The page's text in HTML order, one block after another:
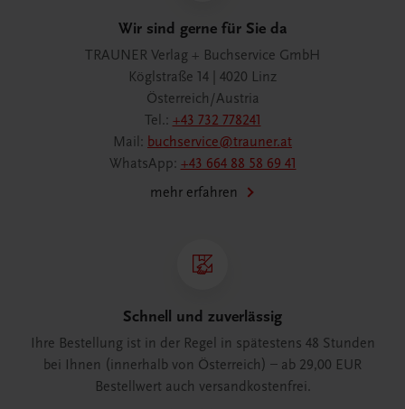
Wir sind gerne für Sie da
TRAUNER Verlag + Buchservice GmbH
Köglstraße 14 | 4020 Linz
Österreich/Austria
Tel.: +43 732 778241
Mail: buchservice@trauner.at
WhatsApp: +43 664 88 58 69 41
mehr erfahren
Schnell und zuverlässig
Ihre Bestellung ist in der Regel in spätestens 48 Stunden
bei Ihnen (innerhalb von Österreich) – ab 29,00 EUR
Bestellwert auch versandkostenfrei.